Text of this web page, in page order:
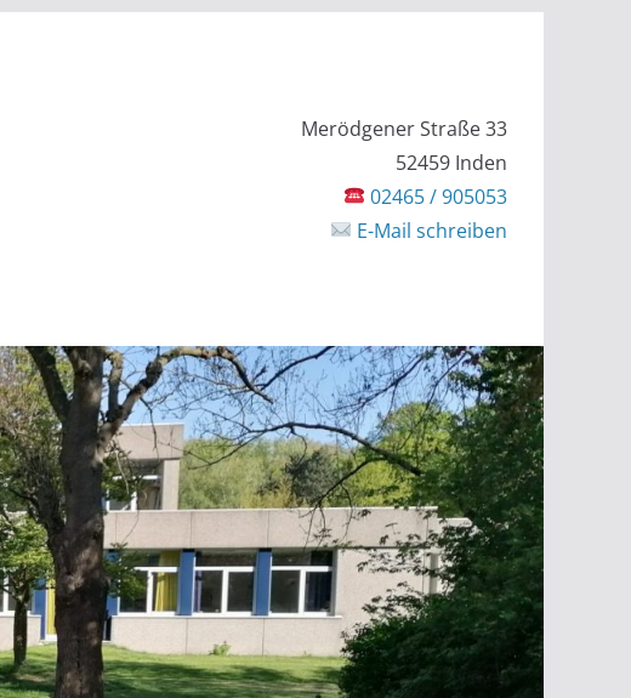
Merödgener Straße 33
52459 Inden
02465 / 905053
E-Mail schreiben